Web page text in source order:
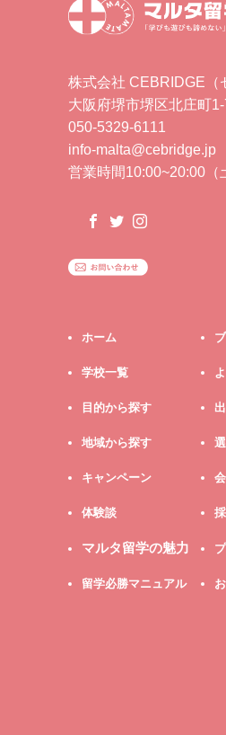
株式会社 CEBRIDGE（
大阪府堺市堺区北庄町1-
050-5329-6111
info-malta@cebridge.jp
営業時間10:00~20:00（
ホーム
学校一覧
目的から探す
地域から探す
キャンペーン
体験談
マルタ留学の魅力
留学必勝マニュアル